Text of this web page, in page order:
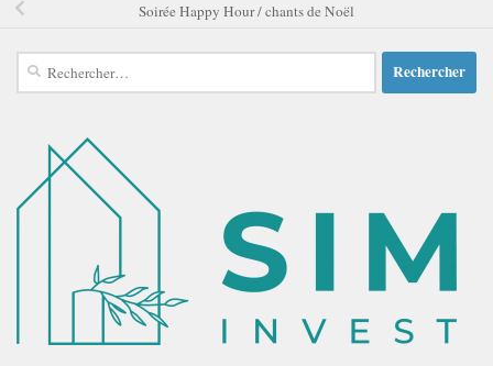
Soirée Happy Hour / chants de Noël
Rechercher :